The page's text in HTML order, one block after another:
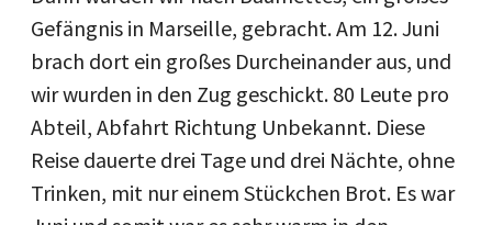
Gefängnis in Marseille, gebracht. Am 12. Juni
brach dort ein großes Durcheinander aus, und
wir wurden in den Zug geschickt. 80 Leute pro
Abteil, Abfahrt Richtung Unbekannt. Diese
Reise dauerte drei Tage und drei Nächte, ohne
Trinken, mit nur einem Stückchen Brot. Es war